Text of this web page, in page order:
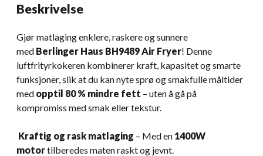
Beskrivelse
Gjør matlaging enklere, raskere og sunnere
med Berlinger Haus BH9489 Air Fryer! Denne
luftfrityrkokeren kombinerer kraft, kapasitet og smarte
funksjoner, slik at du kan nyte sprø og smakfulle måltider
med opptil 80 % mindre fett – uten å gå på
kompromiss med smak eller tekstur.
Kraftig og rask matlaging – Med en 1400W
motortilberedes maten raskt og jevnt.